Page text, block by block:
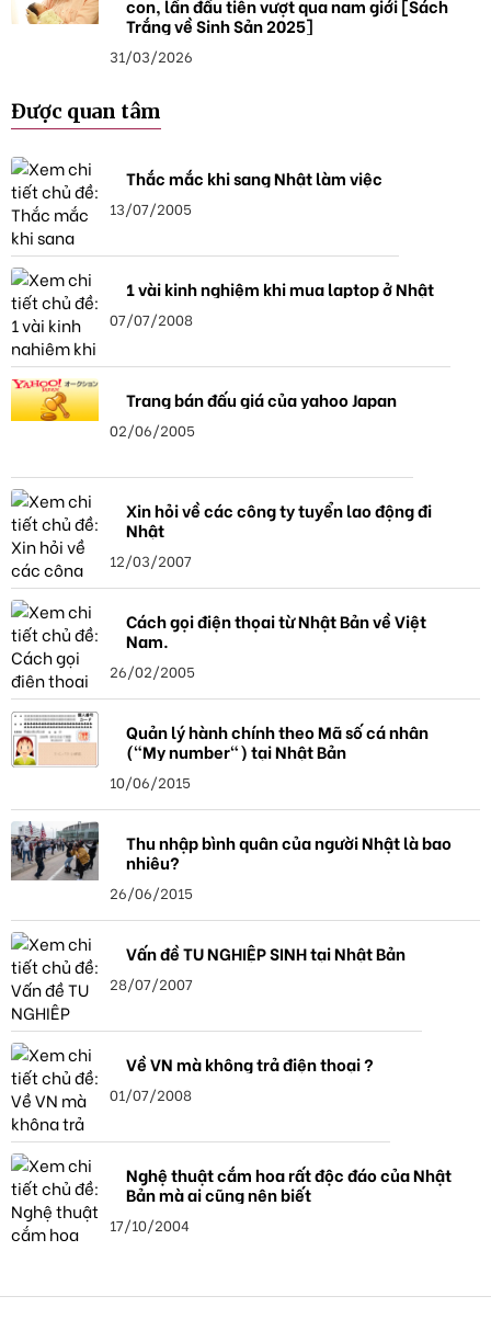
con, lần đầu tiên vượt qua nam giới [Sách
Trắng về Sinh Sản 2025]
31/03/2026
Được quan tâm
Thắc mắc khi sang Nhật làm việc
13/07/2005
1 vài kinh nghiệm khi mua laptop ở Nhật
07/07/2008
Trang bán đấu giá của yahoo Japan
02/06/2005
Xin hỏi về các công ty tuyển lao động đi
Nhật
12/03/2007
Cách gọi điện thọai từ Nhật Bản về Việt
Nam.
26/02/2005
Quản lý hành chính theo Mã số cá nhân
("My number") tại Nhật Bản
10/06/2015
Thu nhập bình quân của người Nhật là bao
nhiêu?
26/06/2015
Vấn đề TU NGHIỆP SINH tại Nhật Bản
28/07/2007
Về VN mà không trả điện thoại ?
01/07/2008
Nghệ thuật cắm hoa rất độc đáo của Nhật
Bản mà ai cũng nên biết
17/10/2004